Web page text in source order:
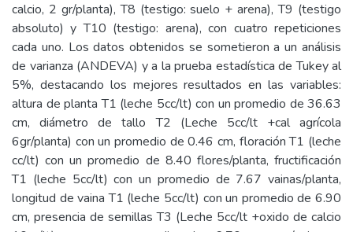
calcio, 2 gr/planta), T8 (testigo: suelo + arena), T9 (testigo
absoluto) y T10 (testigo: arena), con cuatro repeticiones
cada uno. Los datos obtenidos se sometieron a un análisis
de varianza (ANDEVA) y a la prueba estadística de Tukey al
5%, destacando los mejores resultados en las variables:
altura de planta T1 (leche 5cc/lt) con un promedio de 36.63
cm, diámetro de tallo T2 (Leche 5cc/lt +cal agrícola
6gr/planta) con un promedio de 0.46 cm, floración T1 (leche
cc/lt) con un promedio de 8.40 flores/planta, fructificación
T1 (leche 5cc/lt) con un promedio de 7.67 vainas/planta,
longitud de vaina T1 (leche 5cc/lt) con un promedio de 6.90
cm, presencia de semillas T3 (Leche 5cc/lt +oxido de calcio